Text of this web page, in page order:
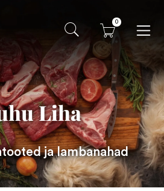
0
Liha
ja lambanahad